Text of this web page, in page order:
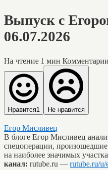
Выпуск с
06.07.2026
На чтение 1 мин Комментарии
Нравится1 Не нравится
Егор Мисливец
В блоге Егор Мисливец
спецоперации, произошедшие
на наиболее значимых
канал: rutube.ru — rutube.ru/